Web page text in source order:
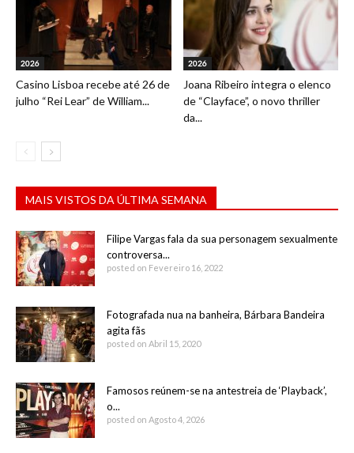
2026
Casino Lisboa recebe até 26 de
julho “Rei Lear” de William...
2026
Joana Ribeiro integra o elenco
de “Clayface”, o novo thriller
da...
MAIS VISTOS DA ÚLTIMA SEMANA
Filipe Vargas fala da sua personagem sexualmente
controversa...
posted on Fevereiro 16, 2022
Fotografada nua na banheira, Bárbara Bandeira
agita fãs
posted on Abril 15, 2020
Famosos reúnem-se na antestreia de ‘Playback’,
o...
posted on Agosto 4, 2026